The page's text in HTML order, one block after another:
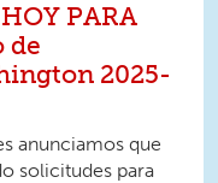
PARA
de
2025-
anunciamos que
solicitudes para